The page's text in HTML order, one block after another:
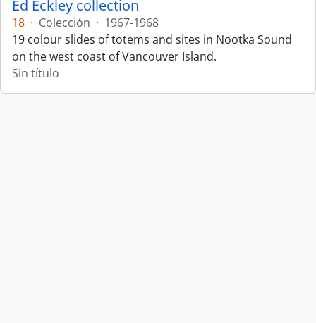
Ed Eckley collection
18 · Colección · 1967-1968
19 colour slides of totems and sites in Nootka Sound
on the west coast of Vancouver Island.
Sin título